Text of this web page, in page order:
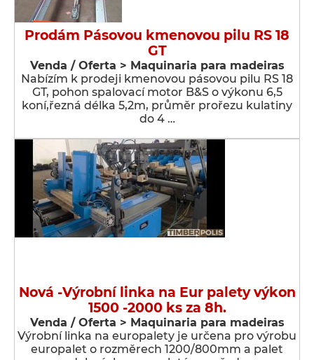
Prodám Pásovou kmenovou pilu RS 18
GT
Venda / Oferta > Maquinaria para madeiras
Nabízím k prodeji kmenovou pásovou pilu RS 18
GT, pohon spalovací motor B&S o výkonu 6,5
koní,řezná délka 5,2m, průměr prořezu kulatiny
do 4 …
Nová -Výrobní linka na Eur palety výkon
1500 -2000 ks za 8h.
Venda / Oferta > Maquinaria para madeiras
Výrobní linka na europalety je určena pro výrobu
europalet o rozměrech 1200/800mm a palet